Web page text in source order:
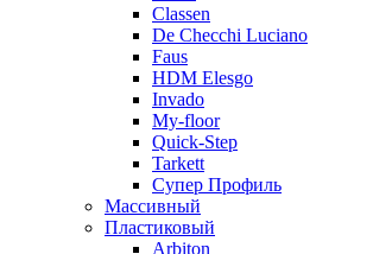
Classen
De Checchi Luciano
Faus
HDM Elesgo
Invado
My-floor
Quick-Step
Tarkett
Супер Профиль
Массивный
Пластиковый
Arbiton